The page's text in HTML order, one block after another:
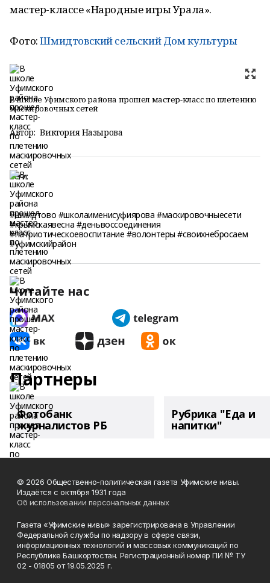
мастер-классе «Народные игры Урала».
Фото:Шмидтовский сельский Дом культуры
В школе Уфимского района прошел мастер-класс по плетению
маскировочных сетей
Автор: Виктория Назырова
Теги:
#шмидтово #школаименисуфиярова #маскировочныесети
#крымскаявесна #деньвоссоединения
#патриотическоевоспитание #волонтеры #своихнебросаем
#уфимскийрайон
Читайте нас
Партнеры
Фотобанк
журналистов РБ
Рубрика "Еда и
напитки"
© 2026 Общественно-политическая газета Уфимские нивы.
Издаётся с октября 1931 года
Об использовании персональных данных
Газета «Уфимские нивы» зарегистрирована в Управлении
Федеральной службы по надзору в сфере связи,
информационных технологий и массовых коммуникаций по
Республике Башкортостан. Регистрационный номер ПИ № ТУ
02 - 01805 от 19.05.2025 г.